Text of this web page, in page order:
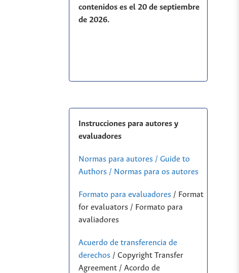
contenidos es el 20 de septiembre
de 2026.
Instrucciones para autores y
evaluadores
Normas para autores / Guide to
Authors / Normas para os autores
Formato para evaluadores/ Format
for evaluators / Formato para
avaliadores
Acuerdo de transferencia de
derechos/ Copyright Transfer
Agreement / Acordo de